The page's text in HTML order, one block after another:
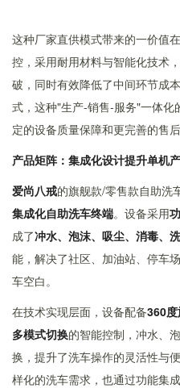
这种厂家直供模式带来的一价值
控，采用耐用材料与智能化技术
破，同时有效降低了中间环节成
式，这种"生产-销售-服务"一体
定的设备质量保障和更完善的售后
产品矩阵：集成化设计提升单机
爱尚八戒的旗舰款/零售款自助洗
集成化自助洗车终端。设备采用
成了冲水、泡沫、吸尘、消毒、
能，解决了社区、加油站、停车
车空白。
在技术实现层面，设备配备360
多模式切换的智能控制，冲水、
换，提升了洗车操作的灵活性与
样化的洗车需求，也通过功能集